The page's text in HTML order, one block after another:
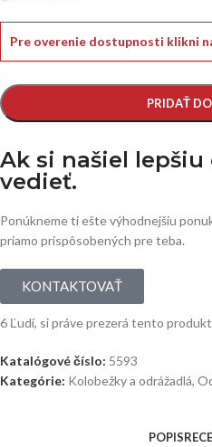
Pre overenie dostupnosti klikni
PRIDAŤ
Ak si našiel
vedieť.
Ponúkneme ti ešte výhodnejšiu
priamo prispôsobených pre teba.
KONTAKTOVAŤ
6 Ľudí, si práve prezerá tento
Katalógové číslo: 5593
Kategórie: Kolobežky a odrážadlá,
POPIS